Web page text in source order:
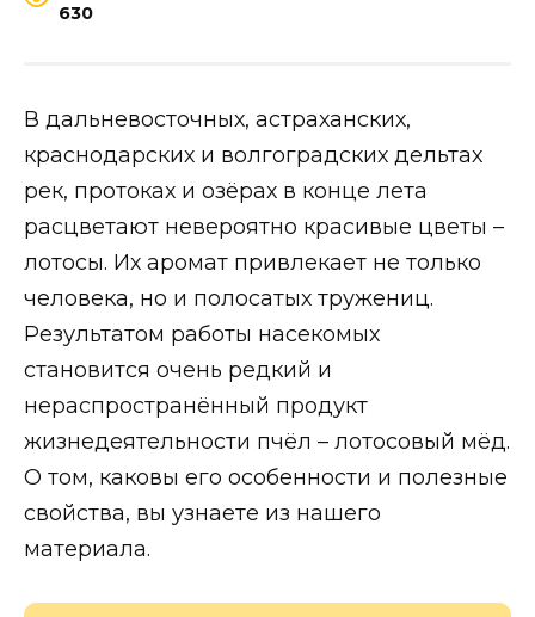
630
В дальневосточных, астраханских,
краснодарских и волгоградских дельтах
рек, протоках и озёрах в конце лета
расцветают невероятно красивые цветы –
лотосы. Их аромат привлекает не только
человека, но и полосатых тружениц.
Результатом работы насекомых
становится очень редкий и
нераспространённый продукт
жизнедеятельности пчёл – лотосовый мёд.
О том, каковы его особенности и полезные
свойства, вы узнаете из нашего
материала.